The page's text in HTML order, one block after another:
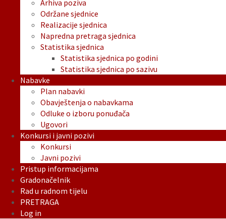
Arhiva poziva
Održane sjednice
Realizacije sjednica
Napredna pretraga sjednica
Statistika sjednica
Statistika sjednica po godini
Statistika sjednica po sazivu
Nabavke
Plan nabavki
Obavještenja o nabavkama
Odluke o izboru ponuđača
Ugovori
Konkursi i javni pozivi
Konkursi
Javni pozivi
Pristup informacijama
Gradonačelnik
Rad u radnom tijelu
PRETRAGA
Log in